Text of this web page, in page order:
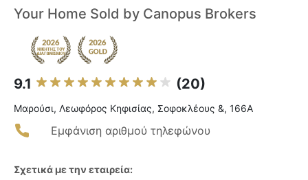
Your Home Sold by Canopus Brokers
9.1 (20)
Μαρούσι, Λεωφόρος Κηφισίας, Σοφοκλέους &, 166Α
Εμφάνιση αριθμού τηλεφώνου
Σχετικά με την εταιρεία: